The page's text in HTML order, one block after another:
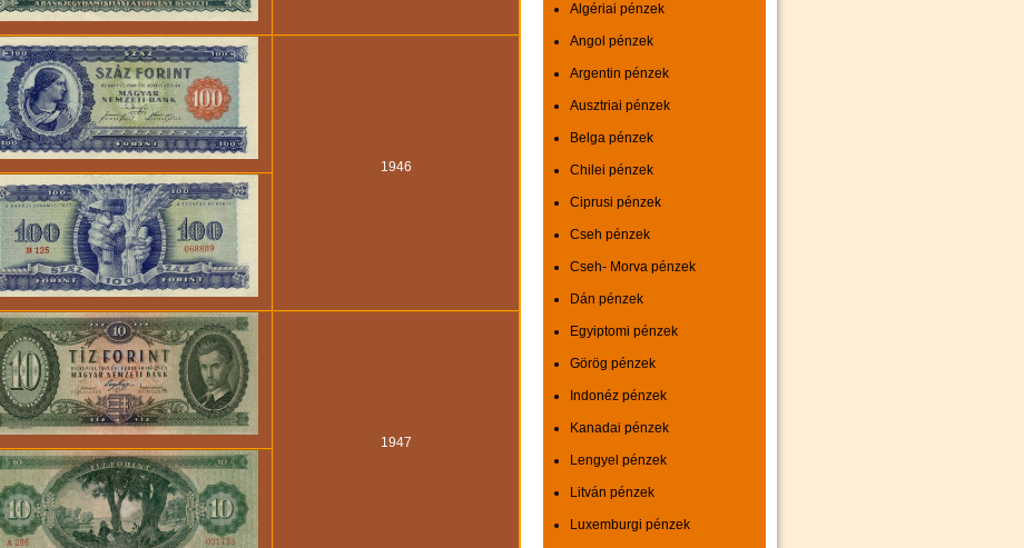
Algériai pénzek
Angol pénzek
Argentin pénzek
Ausztriai pénzek
Belga pénzek
Chilei pénzek
Ciprusi pénzek
Cseh pénzek
Cseh- Morva pénzek
Dán pénzek
Egyiptomi pénzek
Görög pénzek
Indonéz pénzek
Kanadai pénzek
Lengyel pénzek
Litván pénzek
Luxemburgi pénzek
1946
1947